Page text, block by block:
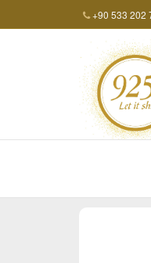
+90 533 202